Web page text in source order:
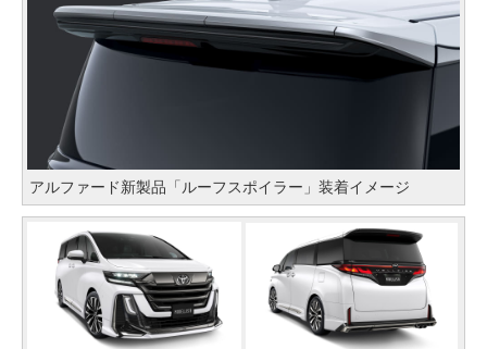
アルファード新製品「ルーフスポイラー」装着イメージ